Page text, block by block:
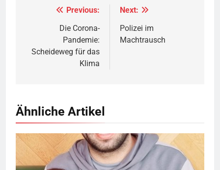
Beitragsnavigation
Previous:
Die Corona-
Pandemie:
Scheideweg für das
Klima
Next:
Polizei im
Machtrausch
Ähnliche Artikel
© Twitter Mustafa ayyash